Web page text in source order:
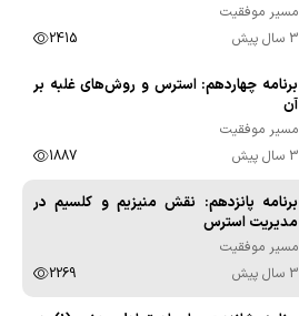
مسیر موفقیت
3 سال پیش
2415
برنامه چهاردهم: استرس و روش‌های غلبه بر
آن
مسیر موفقیت
3 سال پیش
1887
برنامه پانزدهم: نقش منیزیم و کلسیم در
مدیریت استرس
مسیر موفقیت
3 سال پیش
2269